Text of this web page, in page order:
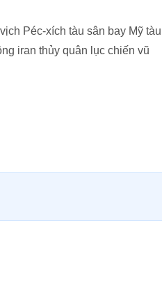
Péc-xích tàu sân bay Mỹ tàu
iran thủy quân lục chiến vũ